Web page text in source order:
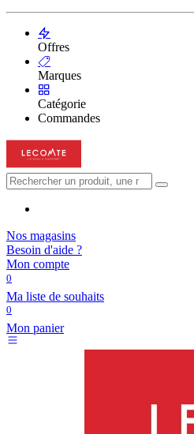
Offres
Marques
Catégorie
Commandes
Nos magasins
Besoin d'aide ?
Mon compte
0
Ma liste de souhaits
0
Mon panier